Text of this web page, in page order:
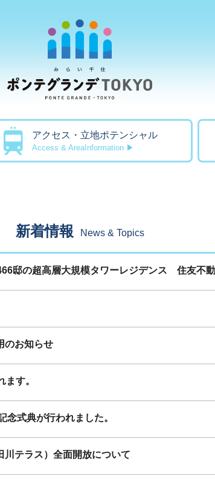
アクセス・立地ポテンシャル
Access & AreaInformation ▶
新着情報 News & Topics
邸の超高層大規模タワーレジデンス 住友不
のお知らせ
す。
念式典が行われました。
川テラス）全面開放について